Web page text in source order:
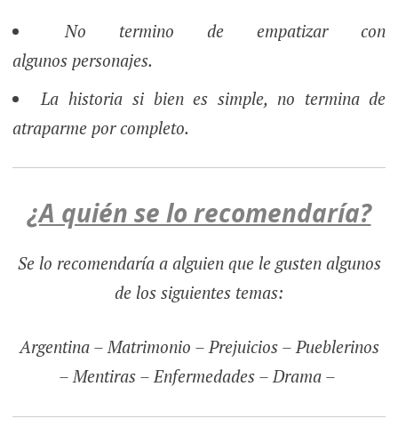
No termino de empatizar con
algunos personajes.
La historia si bien es simple, no termina de
atraparme por completo.
¿A quién se lo recomendaría?
Se lo recomendaría a alguien que le gusten algunos
de los siguientes temas:
Argentina – Matrimonio – Prejuicios – Pueblerinos
– Mentiras – Enfermedades – Drama –